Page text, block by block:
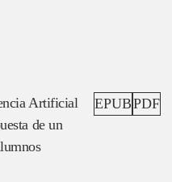
Artificial
de un
PDF
EPUB